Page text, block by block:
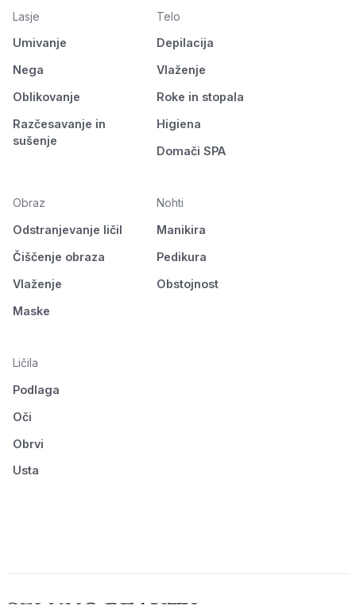
Lasje
Umivanje
Nega
Oblikovanje
Razčesavanje in
sušenje
Telo
Depilacija
Vlaženje
Roke in stopala
Higiena
Domači SPA
Obraz
Odstranjevanje ličil
Čiščenje obraza
Vlaženje
Maske
Nohti
Manikira
Pedikura
Obstojnost
Ličila
Podlaga
Oči
Obrvi
Usta